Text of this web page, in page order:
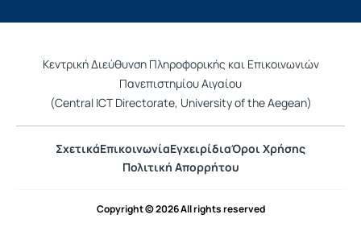
Κεντρική Διεύθυνση Πληροφορικής και Επικοινωνιών
Πανεπιστημίου Αιγαίου
(Central ICT Directorate, University of the Aegean)
ΣχετικάΕπικοινωνίαΕγχειρίδιαΌροι Χρήσης
Πολιτική Απορρήτου
Copyright © 2026 All rights reserved